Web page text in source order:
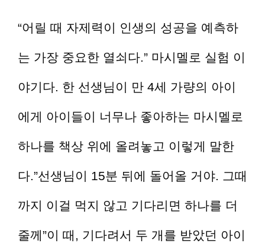
“어릴 때 자제력이 인생의 성공을 예측하
는 가장 중요한 열쇠다.” 마시멜로 실험 이
야기다. 한 선생님이 만 4세 가량의 아이
에게 아이들이 너무나 좋아하는 마시멜로
하나를 책상 위에 올려놓고 이렇게 말한
다.”선생님이 15분 뒤에 돌어올 거야. 그때
까지 이걸 먹지 않고 기다리면 하나를 더
줄께”이 때, 기다려서 두 개를 받았던 아이